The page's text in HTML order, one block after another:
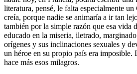
literatura, pensé, le falta especialmente
creía, porque nadie se animaría a ir tan
también por la simple razón que esa vida
educado en la miseria, iletrado,
orígenes y sus inclinaciones sexuales y
un héroe en su propio país era imposible.
hace más esos milagros.